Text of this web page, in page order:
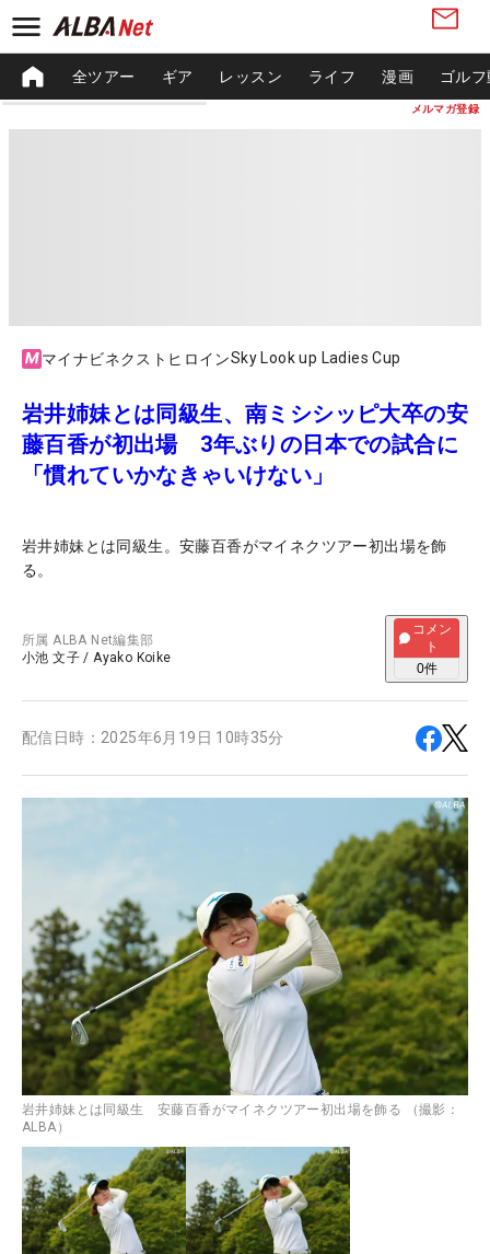
メルマガ登録
全ツアー ギア レッスン ライフ 漫画 ゴル
マイナビネクストヒロインSky Look up Ladies Cup
岩井姉妹とは同級生、南ミシシッピ大卒の安
藤百香が初出場 3年ぶりの日本での試合に
「慣れていかなきゃいけない」
岩井姉妹とは同級生。安藤百香がマイネクツアー初出場を飾
る。
所属ALBA Net編集部
小池 文子 /Ayako Koike
コメン
ト
0件
配信日時： 2025年6月19日 10時35分
岩井姉妹とは同級生 安藤百香がマイネクツアー初出場を飾る （撮影：
ALBA）